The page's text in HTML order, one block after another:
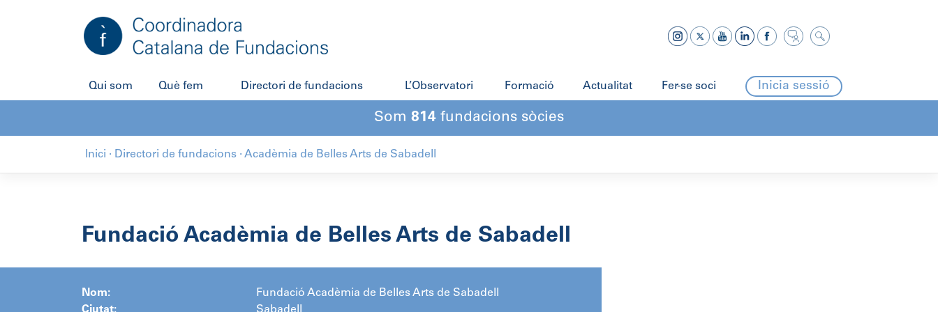
Qui som Què fem Directori de fundacions L’Observatori Formació Actualitat Fer-se soci Inicia sessió
Som 814 fundacions sòcies
Inici · Directori de fundacions · Acadèmia de Belles Arts de Sabadell
Fundació Acadèmia de Belles Arts de Sabadell
Nom:
Fundació Acadèmia de Belles Arts de Sabadell